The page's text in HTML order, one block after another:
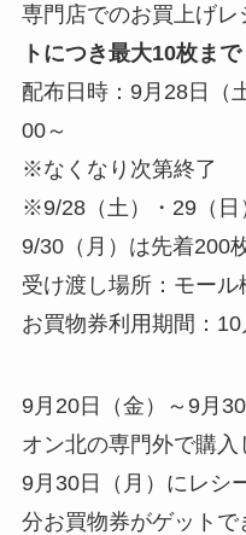
専門店でのお買上げレ
トにつき最大10枚まで
配布日時：9月28日（
00～
※なくなり次第終了
※9/28（土）・29（日
9/30（月）は先着200
受け渡し場所：モー
お買物券利用期間：10
9月20日（金）～9月
オン北の専門外で購
9月30日（月）にレシ
分お買物券がゲットで